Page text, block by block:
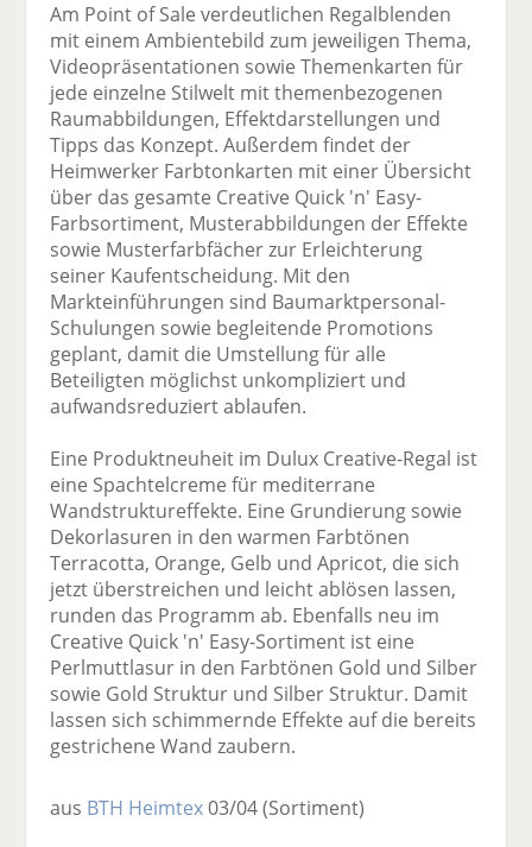
Am Point of Sale verdeutlichen Regalblenden
mit einem Ambientebild zum jeweiligen Thema,
Videopräsentationen sowie Themenkarten für
jede einzelne Stilwelt mit themenbezogenen
Raumabbildungen, Effektdarstellungen und
Tipps das Konzept. Außerdem findet der
Heimwerker Farbtonkarten mit einer Übersicht
über das gesamte Creative Quick 'n' Easy-
Farbsortiment, Musterabbildungen der Effekte
sowie Musterfarbfächer zur Erleichterung
seiner Kaufentscheidung. Mit den
Markteinführungen sind Baumarktpersonal-
Schulungen sowie begleitende Promotions
geplant, damit die Umstellung für alle
Beteiligten möglichst unkompliziert und
aufwandsreduziert ablaufen.
Eine Produktneuheit im Dulux Creative-Regal ist
eine Spachtelcreme für mediterrane
Wandstruktureffekte. Eine Grundierung sowie
Dekorlasuren in den warmen Farbtönen
Terracotta, Orange, Gelb und Apricot, die sich
jetzt überstreichen und leicht ablösen lassen,
runden das Programm ab. Ebenfalls neu im
Creative Quick 'n' Easy-Sortiment ist eine
Perlmuttlasur in den Farbtönen Gold und Silber
sowie Gold Struktur und Silber Struktur. Damit
lassen sich schimmernde Effekte auf die bereits
gestrichene Wand zaubern.
aus BTH Heimtex03/04(Sortiment)